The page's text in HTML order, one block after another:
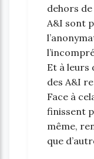
dehors
A&I sont
Et à leurs
des A&I
Face à
finissent
même,
que